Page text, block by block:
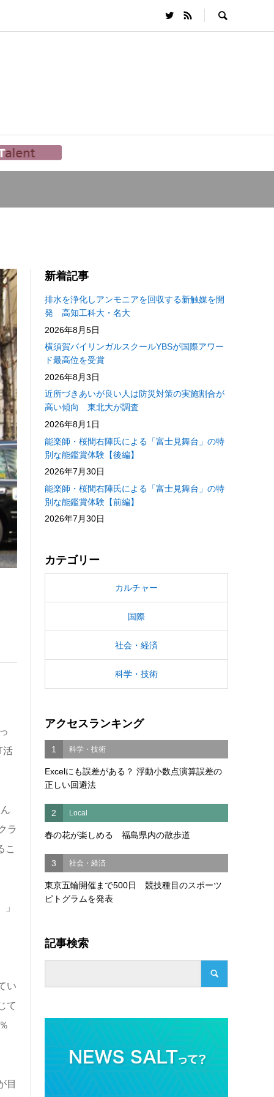
活
ラ
こ
い
て
目
新着記事
排水を浄化しアンモニアを回収する新触媒を開
発 高知工科大・名大
2026年8月5日
横須賀バイリンガルスクールYBSが国際アワー
ド最高位を受賞
2026年8月3日
近所づきあいが良い人は防災対策の実施割合が
高い傾向 東北大が調査
2026年8月1日
能楽師・桜間右陣氏による「富士見舞台」の特
別な能鑑賞体験【後編】
2026年7月30日
能楽師・桜間右陣氏による「富士見舞台」の特
別な能鑑賞体験【前編】
2026年7月30日
カテゴリー
カルチャー
国際
社会・経済
科学・技術
アクセスランキング
1 科学・技術
Excelにも誤差がある？ 浮動小数点演算誤差の
正しい回避法
2 Local
春の花が楽しめる 福島県内の散歩道
3 社会・経済
東京五輪開催まで500日 競技種目のスポーツ
ピトグラムを発表
記事検索